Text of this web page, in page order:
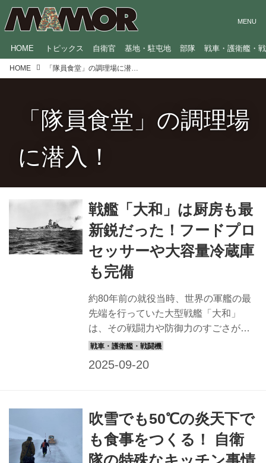
HOME トピックス 自衛官 基地・駐屯地 部隊 戦車・護衛艦・
HOME 「隊員食堂」の調理場に潜入！
「隊員食堂」の調理場
に潜入！
戦艦「大和」は厨房も最
新鋭だった！フードプロ
セッサーや大容量冷蔵庫
も完備
約80年前の就役当時、世界の軍艦の最
先端を行っていた大型戦艦「大和」
は、その戦闘力や防御力のすごさがク
ローズアップされがちだが、実は艦内
ス』の柘植優介氏が厨房や設備につい
て教えてくれた。 調理員は選び抜かれ
たエリート 全長263メートル、基準排
吹雪でも50℃の炎天下で
も食事をつくる！ 自衛